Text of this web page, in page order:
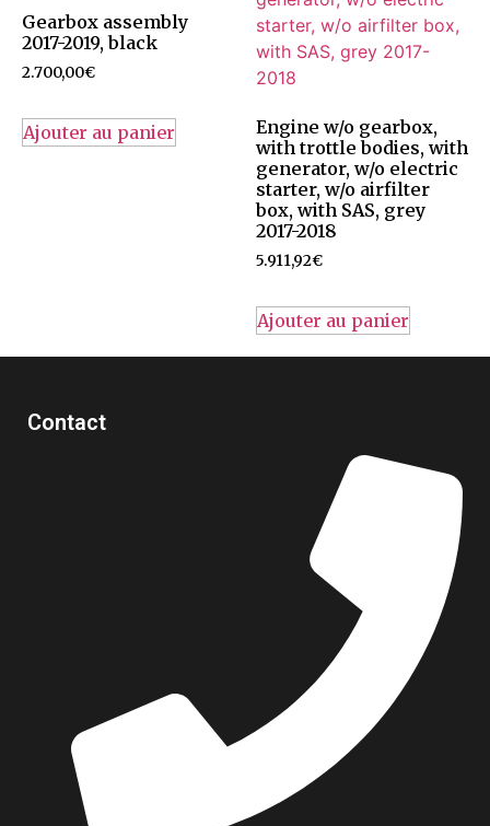
Gearbox assembly
2017-2019, black
2.700,00€
Ajouter au panier
Engine w/o gearbox,
with trottle bodies, with
generator, w/o electric
starter, w/o airfilter
box, with SAS, grey
2017-2018
5.911,92€
Ajouter au panier
Contact